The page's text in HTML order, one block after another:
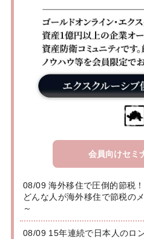
会員向けセミ
08/09 海外移住で圧倒的節税
どんな人が海外移住で節税の
～
08/09 15年連続で日本人のロ